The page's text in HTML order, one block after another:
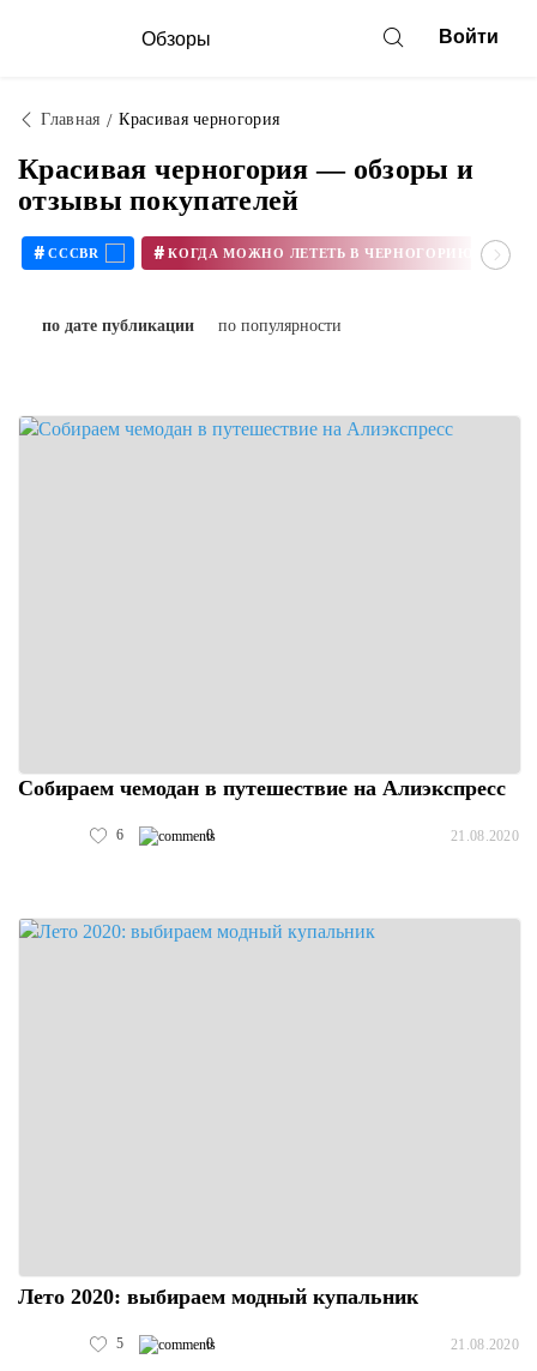
Обзоры Войти
Главная Красивая черногория
Красивая черногория — обзоры и
отзывы покупателей
# CCCBR # КОГДА МОЖНО ЛЕТЕТЬ В ЧЕРНОГОРИЮ В 2020
по дате публикации по популярности
Собираем чемодан в путешествие на Алиэкспресс
6 0 21.08.2020
Лето 2020: выбираем модный купальник
5 0 21.08.2020